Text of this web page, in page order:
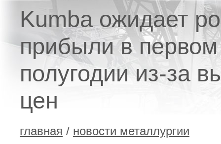
Kumba ожидает
прибыли в первом
полугодии из-за
цен
главная / новости металлургии